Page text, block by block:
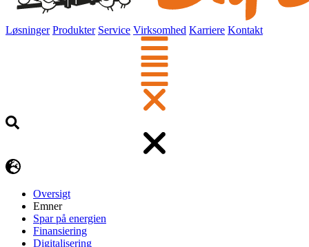
Løsninger Produkter Service Virksomhed Karriere Kontakt
Oversigt
Emner
Spar på energien
Finansiering
Digitalisering